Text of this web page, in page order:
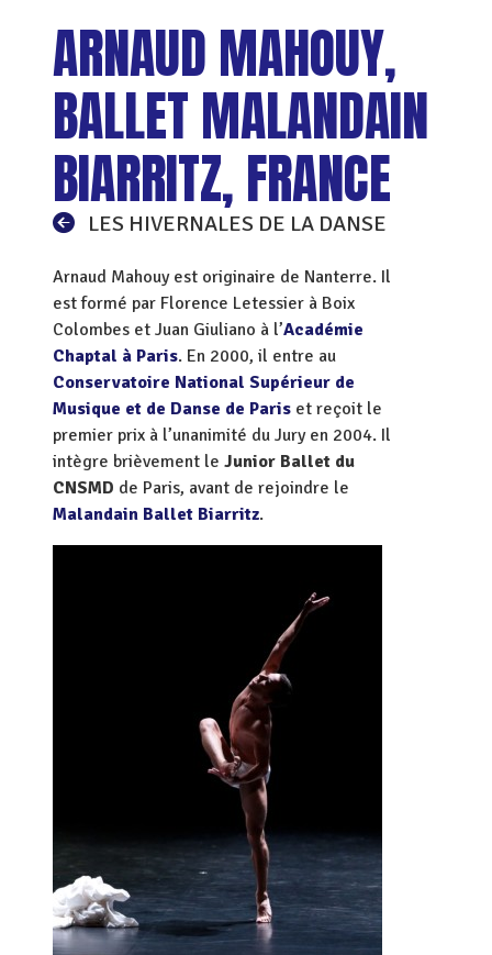
ARNAUD MAHOUY,
BALLET MALANDAIN
BIARRITZ, FRANCE
LES HIVERNALES DE LA DANSE
Arnaud Mahouy est originaire de Nanterre. Il
est formé par Florence Letessier à Boix
Colombes et Juan Giuliano à l’Académie
Chaptal à Paris. En 2000, il entre au
Conservatoire National Supérieur de
Musique et de Danse de Paris et reçoit le
premier prix à l’unanimité du Jury en 2004. Il
intègre brièvement le Junior Ballet du
CNSMD de Paris, avant de rejoindre le
Malandain Ballet Biarritz.